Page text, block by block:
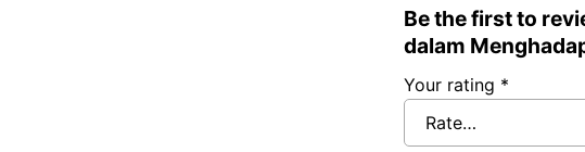
Be the first to
dalam
Your rating *